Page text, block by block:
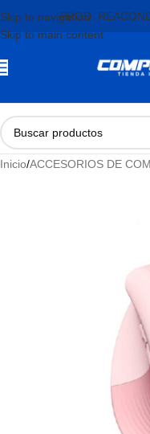
Skip to navigation
Skip to main content
PROD.
Inicio/ACCESORIOS DE